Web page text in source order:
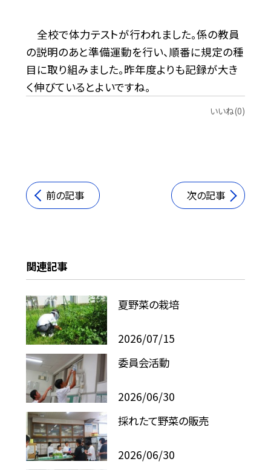
全校で体力テストが行われました。係の教員
の説明のあと準備運動を行い、順番に規定の種
目に取り組みました。昨年度よりも記録が大き
く伸びているとよいですね。
いいね(0)
前の記事 次の記事
関連記事
夏野菜の栽培
2026/07/15
委員会活動
2026/06/30
採れたて野菜の販売
2026/06/30